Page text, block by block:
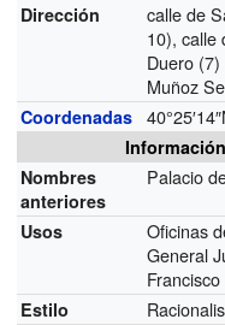
Dirección calle de
10), calle
Duero (7)
Muñoz
Coordenadas
Nombres
anteriores
Palacio
Usos
Oficinas
General
Estilo